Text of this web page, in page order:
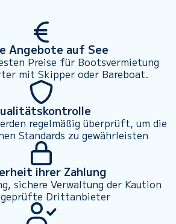
Angebote auf See
Preise für Bootsvermietung
mit Skipper oder Bareboat.
regelmäßig überprüft, um die
Standards zu gewährleisten
ihrer Zahlung
sichere Verwaltung der Kaution
geprüfte Drittanbieter